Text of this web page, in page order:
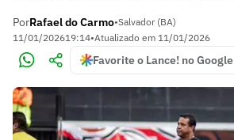
PorRafael do Carmo•Salvador (BA)
11/01/202619:14•Atualizado em 11/01/2026
Favorite o Lance! no Google